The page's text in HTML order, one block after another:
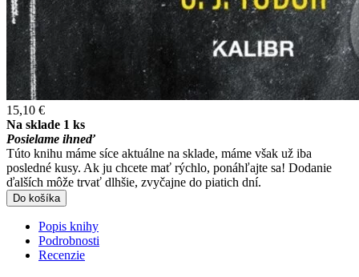
15,10 €
Na sklade 1 ks
Posielame ihneď
Túto knihu máme síce aktuálne na sklade, máme však už iba
posledné kusy. Ak ju chcete mať rýchlo, ponáhľajte sa! Dodanie
ďalších môže trvať dlhšie, zvyčajne do piatich dní.
Do košíka
Popis knihy
Podrobnosti
Recenzie